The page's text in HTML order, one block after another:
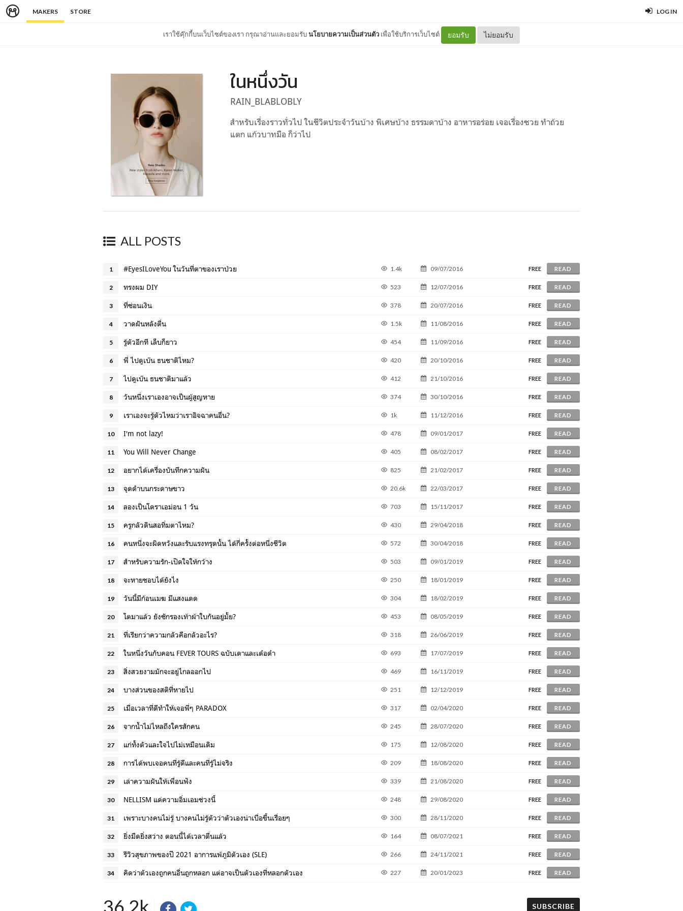
MAKERS STORE LOG IN
เราใช้คุ๊กกี้บนเว็บไซต์ของเรา กรุณาอ่านและยอมรับนโยบายความเป็นส่วนตัว เพื่อใช้บริการเว็บไซต์ ยอมรับ ไม่ยอมรับ
ในหนึ่งวัน
RAIN_BLABLOBLY
สำหรับเรื่องราวทั่วไป ในชีวิตประจำวันบ้าง พิเศษบ้าง ธรรมดาบ้าง อาหารอร่อย เจอเรื่องซวย ทำถ้วย
แตก แก้วบาทมือ ก็ว่าไป
ALL POSTS
1 #EyesILoveYou ในวันที่ตาของเราป่วย 1.4k 09/07/2016 FREE READ
2 ทรงผม DIY 523 12/07/2016 FREE READ
3 ที่ซ่อนเงิน 378 20/07/2016 FREE READ
4 วาดฝันหลังตื่น 1.5k 11/08/2016 FREE READ
5 รู้ตัวอีกที เล็บก็ยาว 454 11/09/2016 FREE READ
6 พี่ ไปดูเบ๊น ธนชาติไหม? 420 20/10/2016 FREE READ
7 ไปดูเบ๊น ธนชาติมาแล้ว 412 21/10/2016 FREE READ
8 วันหนึ่งเราเองอาจเป็นผู้สูญหาย 374 30/10/2016 FREE READ
9 เราเองจะรู้ตัวไหมว่าเราอิจฉาคนอื่น? 1k 11/12/2016 FREE READ
10 I'm not lazy! 478 09/01/2017 FREE READ
11 You Will Never Change 405 08/02/2017 FREE READ
12 อยากได้เครื่องบันทึกความฝัน 825 21/02/2017 FREE READ
13 จุดดำบนกระดาษขาว 20.6k 22/03/2017 FREE READ
14 ลองเป็นโดราเอม่อน 1 วัน 703 15/11/2017 FREE READ
15 ครูกลัวดินสอทิ่มตาไหม? 430 29/04/2018 FREE READ
16 คนหนึ่งจะผิดหวังและรับแรงทรุดนั้น ได้กี่ครั้งต่อหนึ่งชีวิต 572 30/04/2018 FREE READ
17 สำหรับความรัก-เปิดใจให้กว้าง 503 09/01/2019 FREE READ
18 จะหายชอบได้ยังไง 250 18/01/2019 FREE READ
19 วันนี้มีก้อนเมฆ มีแสงแดด 304 18/02/2019 FREE READ
20 โตมาแล้ว ยังซักรองเท้าผ้าใบกันอยู่มั้ย? 453 08/05/2019 FREE READ
21 ที่เรียกว่าความกลัวคือกลัวอะไร? 318 26/06/2019 FREE READ
22 ในหนึ่งวันกับคอน FEVER TOURS ฉบับเดาและเด๋อด๋า 693 17/07/2019 FREE READ
23 สิ่งสวยงามมักจะอยู่ไกลออกไป 469 16/11/2019 FREE READ
24 บางส่วนของสติที่หายไป 251 12/12/2019 FREE READ
25 เมื่อเวลาที่ดีทำให้เจอพี่ๆ PARADOX 317 02/04/2020 FREE READ
26 จากน้ำไม่ไหลถึงใครสักคน 245 28/07/2020 FREE READ
27 แก่ทั้งตัวและใจไปไม่เหมือนเดิม 175 12/08/2020 FREE READ
28 การได้พบเจอคนที่รู้ดีและคนที่รู้ไม่จริง 209 18/08/2020 FREE READ
29 เล่าความฝันให้เพื่อนฟัง 339 21/08/2020 FREE READ
30 NELLISM แด่ความอิ่มเอมช่วงนี้ 248 29/08/2020 FREE READ
31 เพราะบางคนไม่รู้ บางคนไม่รู้ตัวว่าตัวเองน่าเบื่อขึ้นเรื่อยๆ 300 28/11/2020 FREE READ
32 ยิ่งมืดยิ่งสว่าง ตอนนี้ได้เวลาตื่นแล้ว 164 08/07/2021 FREE READ
33 รีวิวสุขภาพของปี 2021 อาการแพ้ภูมิตัวเอง (SLE) 266 24/11/2021 FREE READ
34 คิดว่าตัวเองถูกคนอื่นถูกหลอก แต่อาจเป็นตัวเองที่หลอกตัวเอง 227 20/01/2023 FREE READ
36.2k SUBSCRIBE